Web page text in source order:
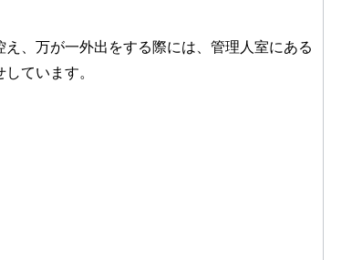
、万が一外出をする際には、管理人室にある
ています。